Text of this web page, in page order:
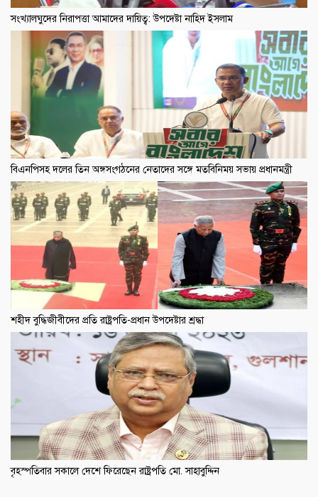
সংখ্যালঘুদের নিরাপত্তা আমাদের দায়িত্ব: উপদেষ্টা নাহিদ ইসলাম
বিএনপিসহ দলের তিন অঙ্গসংগঠনের নেতাদের সঙ্গে মতবিনিময় সভায় প্রধানমন্ত্রী
শহীদ বুদ্ধিজীবীদের প্রতি রাষ্ট্রপতি-প্রধান উপদেষ্টার শ্রদ্ধা
বৃহস্পতিবার সকালে দেশে ফিরেছেন রাষ্ট্রপতি মো. সাহাবুদ্দিন